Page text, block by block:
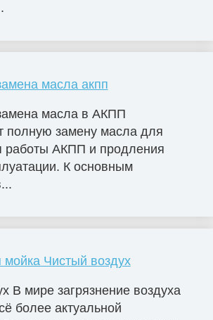
масла акпп
масла в АКПП
полную замену масла для
работы АКПП и продления
К основным
Чистый воздух
В мире загрязнение воздуха
более актуальной